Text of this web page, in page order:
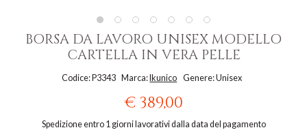
BORSA DA LAVORO UNISEX MODELLO
CARTELLA IN VERA PELLE
Codice: P3343 Marca: Ikunico Genere: Unisex
€ 389,00
Spedizione entro 1 giorni lavorativi dalla data del pagamento